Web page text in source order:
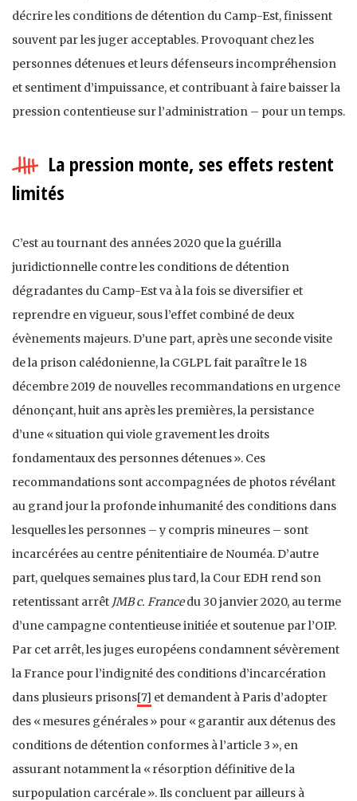
décrire les conditions de détention du Camp-Est, finissent
souvent par les juger acceptables. Provoquant chez les
personnes détenues et leurs défenseurs incompréhension
et sentiment d’impuissance, et contribuant à faire baisser la
pression contentieuse sur l’administration – pour un temps.
La pression monte, ses effets restent
limités
C’est au tournant des années 2020 que la guérilla
juridictionnelle contre les conditions de détention
dégradantes du Camp-Est va à la fois se diversifier et
reprendre en vigueur, sous l’effet combiné de deux
évènements majeurs. D’une part, après une seconde visite
de la prison calédonienne, la CGLPL fait paraître le 18
décembre 2019 de nouvelles recommandations en urgence
dénonçant, huit ans après les premières, la persistance
d’une « situation qui viole gravement les droits
fondamentaux des personnes détenues ». Ces
recommandations sont accompagnées de photos révélant
au grand jour la profonde inhumanité des conditions dans
lesquelles les personnes – y compris mineures – sont
incarcérées au centre pénitentiaire de Nouméa. D’autre
part, quelques semaines plus tard, la Cour EDH rend son
retentissant arrêt JMB c. Francedu 30 janvier 2020, au terme
d’une campagne contentieuse initiée et soutenue par l’OIP.
Par cet arrêt, les juges européens condamnent sévèrement
la France pour l’indignité des conditions d’incarcération
dans plusieurs prisons[7] et demandent à Paris d’adopter
des « mesures générales » pour « garantir aux détenus des
conditions de détention conformes à l’article 3 », en
assurant notamment la « résorption définitive de la
surpopulation carcérale ». Ils concluent par ailleurs à